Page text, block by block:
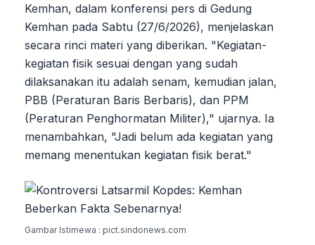
Kemhan, dalam konferensi pers di Gedung
Kemhan pada Sabtu (27/6/2026), menjelaskan
secara rinci materi yang diberikan. "Kegiatan-
kegiatan fisik sesuai dengan yang sudah
dilaksanakan itu adalah senam, kemudian jalan,
PBB (Peraturan Baris Berbaris), dan PPM
(Peraturan Penghormatan Militer)," ujarnya. Ia
menambahkan, "Jadi belum ada kegiatan yang
memang menentukan kegiatan fisik berat."
Gambar Istimewa : pict.sindonews.com